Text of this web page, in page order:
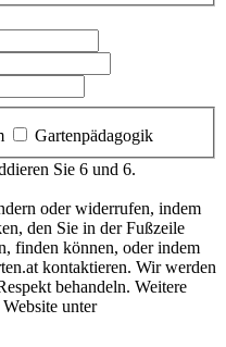
Gartenpädagogik
Sie 6 und 6.
oder widerrufen, indem
den Sie in der Fußzeile
finden können, oder indem
kontaktieren. Wir werden
behandeln. Weitere
unter